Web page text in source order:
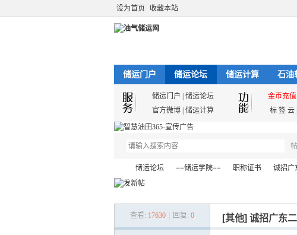
设为首页 收藏本站
储运门户 储运论坛 储运计算 石油
储运门户 储运论坛 金币充值
官方微博 储运计算 标 签 云
储运论坛
›
==储运学院== 职称证书
›
诚招广
查看: 17630 回复: 0 [其他] 诚招广东